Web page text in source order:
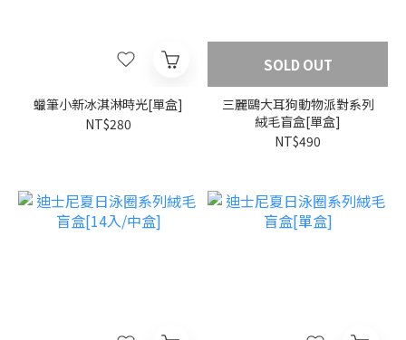
蠟筆小新冰淇淋時光[單盒]
NT$280
SOLD OUT
三麗鷗大耳狗動物派對系列
絨毛盲盒[單盒]
NT$490